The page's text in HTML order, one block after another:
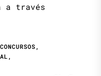
a través
CONCURSOS,
,